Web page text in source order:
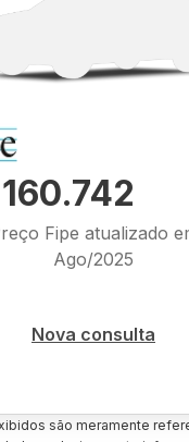
Fipe atualizado
Ago/2025
Nova consulta
são meramente